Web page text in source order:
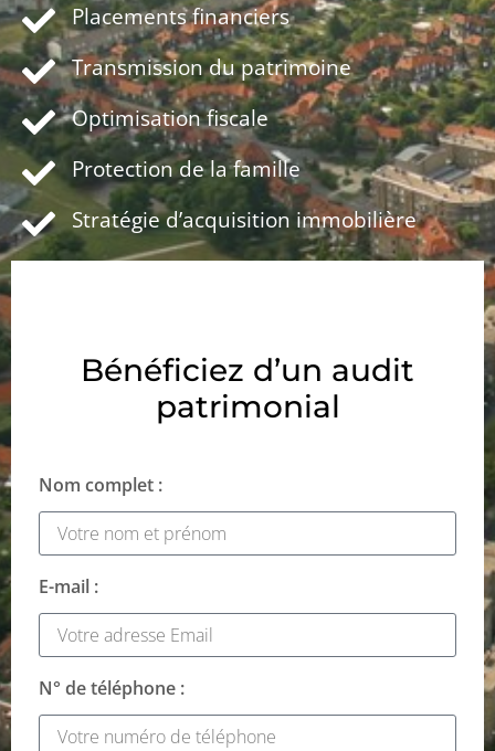
Placements financiers
Transmission du patrimoine
Optimisation fiscale
Protection de la famille
Stratégie d’acquisition immobilière
Bénéficiez d’un audit
patrimonial
Nom complet :
E-mail :
N° de téléphone :